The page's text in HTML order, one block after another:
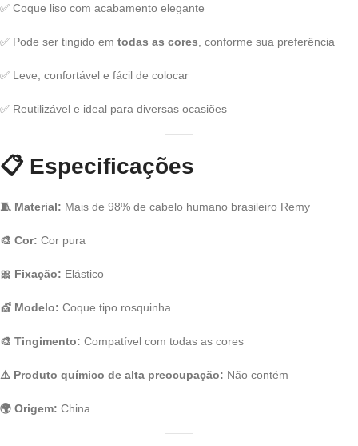
✅ Coque liso com acabamento elegante
✅ Pode ser tingido em todas as cores, conforme sua preferência
✅ Leve, confortável e fácil de colocar
✅ Reutilizável e ideal para diversas ocasiões
📋 Especificações
🧵 Material: Mais de 98% de cabelo humano brasileiro Remy
🎨 Cor: Cor pura
🎀 Fixação: Elástico
💇 Modelo: Coque tipo rosquinha
🎨 Tingimento: Compatível com todas as cores
⚠️ Produto químico de alta preocupação: Não contém
🌍 Origem: China